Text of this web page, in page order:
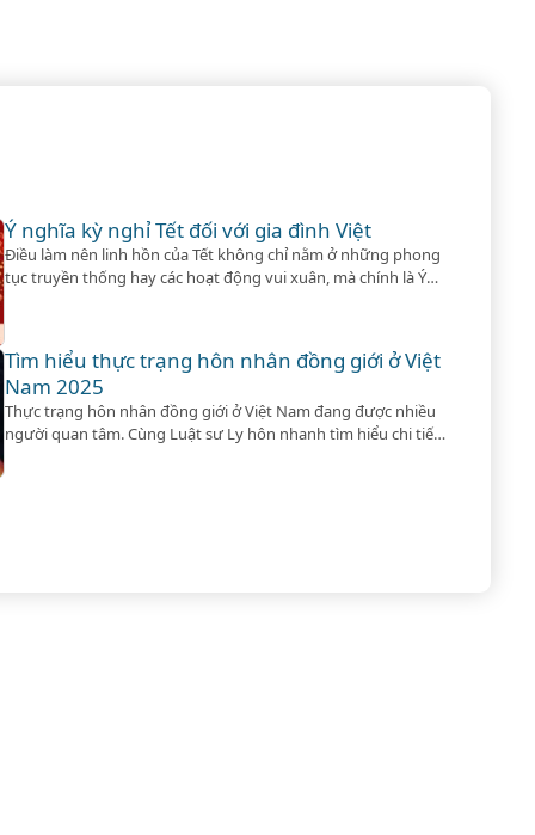
Ý nghĩa kỳ nghỉ Tết đối với gia đình Việt
Điều làm nên linh hồn của Tết không chỉ nằm ở những phong
tục truyền thống hay các hoạt động vui xuân, mà chính là Ý
Tìm hiểu thực trạng hôn nhân đồng giới ở Việt
Nam 2025
Thực trạng hôn nhân đồng giới ở Việt Nam đang được nhiều
người quan tâm. Cùng Luật sư Ly hôn nhanh tìm hiểu chi tiết